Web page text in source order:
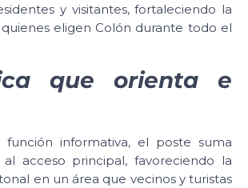
y visitantes, fortaleciendo la
eligen Colón durante todo el
que orienta e
función informativa, el poste suma
al acceso principal, favoreciendo la
en un área que vecinos y turistas